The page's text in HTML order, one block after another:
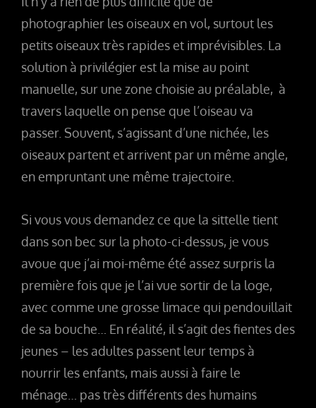
photographier les oiseaux en vol, surtout les
petits oiseaux très rapides et imprévisibles. La
solution à privilégier est la mise au point
manuelle, sur une zone choisie au préalable, à
travers laquelle on pense que l’oiseau va
passer. Souvent, s’agissant d’une nichée, les
oiseaux partent et arrivent par un même angle,
en empruntant une même trajectoire.
Si vous vous demandez ce que la sittelle tient
dans son bec sur la photo-ci-dessus, je vous
avoue que j’ai moi-même été assez surpris la
première fois que je l’ai vue sortir de la loge,
avec comme une grosse limace qui pendouillait
de sa bouche… En réalité, il s’agit des fientes des
jeunes – les adultes passent leur temps à
nourrir les enfants, mais aussi à faire le
ménage… pas très différents des humains